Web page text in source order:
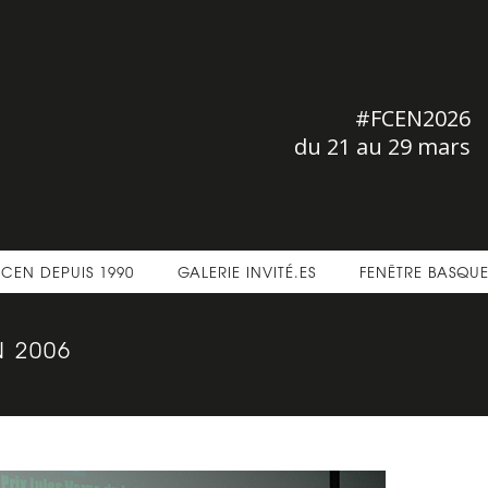
#FCEN2026
du 21 au 29 mars
DEPUIS 1990 GALERIE INVITÉ.ES FENÊTRE BASQUE
2006